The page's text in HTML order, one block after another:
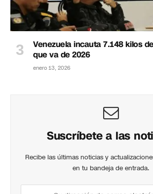
Venezuela incauta 7.148 kilos
que va de 2026
enero 13, 2026
Suscríbete a las
Recibe las últimas noticias y
en tu bandeja de entrada.